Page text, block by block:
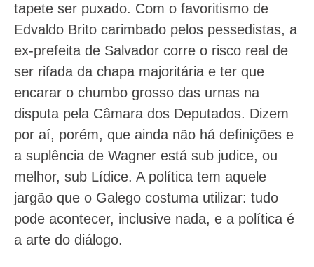
tapete ser puxado. Com o favoritismo de
Edvaldo Brito carimbado pelos pessedistas, a
ex-prefeita de Salvador corre o risco real de
ser rifada da chapa majoritária e ter que
encarar o chumbo grosso das urnas na
disputa pela Câmara dos Deputados. Dizem
por aí, porém, que ainda não há definições e
a suplência de Wagner está sub judice, ou
melhor, sub Lídice. A política tem aquele
jargão que o Galego costuma utilizar: tudo
pode acontecer, inclusive nada, e a política é
a arte do diálogo.